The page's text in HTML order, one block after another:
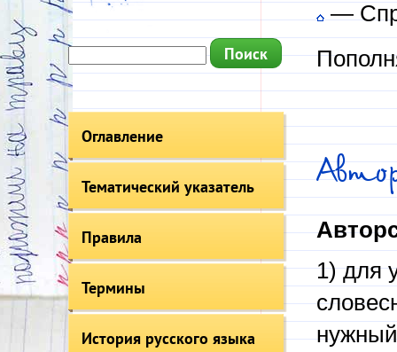
Оглавление
Тематический указатель
Правила
Термины
История русского языка
—
1) для